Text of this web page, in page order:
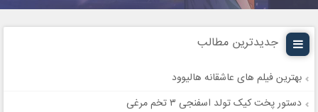
جدیدترین مطالب
بهترین فیلم های عاشقانه هالیوود
دستور پخت کیک تولد اسفنجی ۳ تخم مرغی